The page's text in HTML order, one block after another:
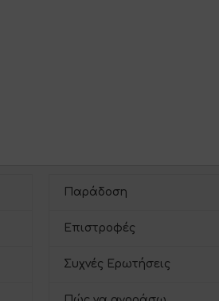
Παράδοση
Επιστροφές
Συχνές Ερωτήσεις